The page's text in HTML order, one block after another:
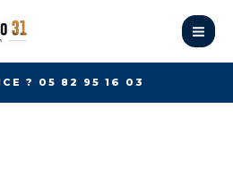
? 05 82 95 16 03